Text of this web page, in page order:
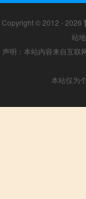
Copyright © 2012 - 2026
站
声明：本站内容来自互联
本站仅为